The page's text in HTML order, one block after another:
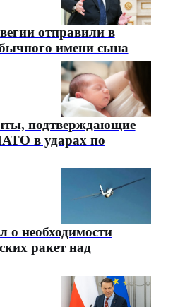
отправили в
имени сына
подтверждающие
в ударах по
о необходимости
ракет над